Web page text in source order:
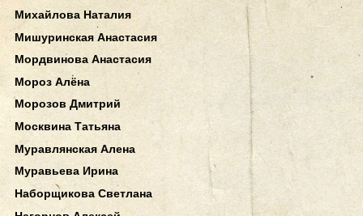
Михайлова Наталия
Мишуринская Анастасия
Мордвинова Анастасия
Мороз Алёна
Морозов Дмитрий
Москвина Татьяна
Муравлянская Алена
Муравьева Ирина
Наборщикова Светлана